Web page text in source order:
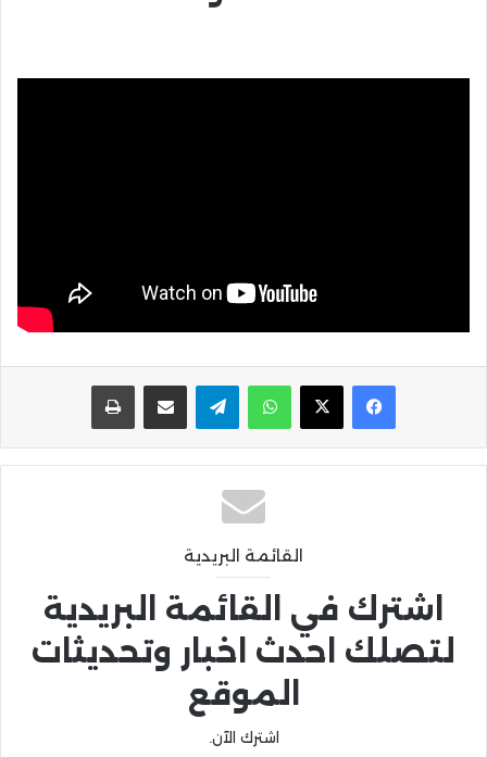
واتساب تيلقرام مشاركة عبر البريد
القائمة البريدية
اشترك في القائمة البريدية
لتصلك احدث اخبار وتحديثات
الموقع
اشترك الآن.